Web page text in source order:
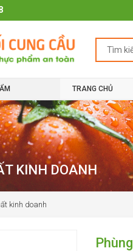
TRANG CHỦ
KINH DOANH
kinh doanh